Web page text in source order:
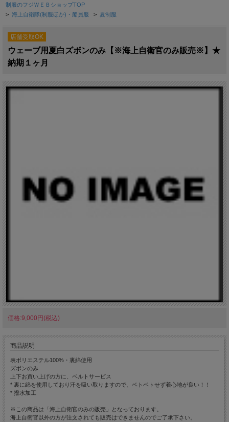
制服のフジＷＥＢショップTOP
> 海上自衛隊(制服ほか)・船員服 > 夏制服
店舗受取OK
ウェーブ用夏白ズボンのみ【※海上自衛官のみ販売※】★
納期１ヶ月
価格:9,000円(税込)
商品説明
表ポリエステル100%・裏綿使用
ズボンのみ
上下お買い上げの方に、ベルトサービス
* 裏に綿を使用しており汗を吸い取りますので、ベトベトせず着心地が良い！！
* 撥水加工
※この商品は「海上自衛官のみの販売」となっております。
海上自衛官以外の方が注文されても販売はできませんのでご了承下さい。